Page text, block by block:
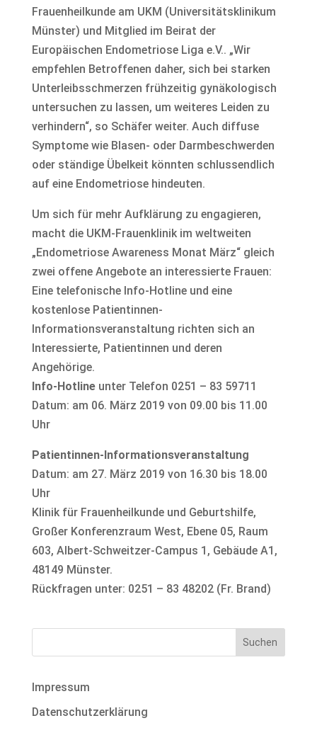
Frauenheilkunde am UKM (Universitätsklinikum
Münster) und Mitglied im Beirat der
Europäischen Endometriose Liga e.V.. „Wir
empfehlen Betroffenen daher, sich bei starken
Unterleibsschmerzen frühzeitig gynäkologisch
untersuchen zu lassen, um weiteres Leiden zu
verhindern“, so Schäfer weiter. Auch diffuse
Symptome wie Blasen- oder Darmbeschwerden
oder ständige Übelkeit könnten schlussendlich
auf eine Endometriose hindeuten.
Um sich für mehr Aufklärung zu engagieren,
macht die UKM-Frauenklinik im weltweiten
„Endometriose Awareness Monat März“ gleich
zwei offene Angebote an interessierte Frauen:
Eine telefonische Info-Hotline und eine
kostenlose Patientinnen-
Informationsveranstaltung richten sich an
Interessierte, Patientinnen und deren
Angehörige.
Info-Hotlineunter Telefon 0251 – 83 59711
Datum: am 06. März 2019 von 09.00 bis 11.00
Uhr
Patientinnen-Informationsveranstaltung
Datum: am 27. März 2019 von 16.30 bis 18.00
Uhr
Klinik für Frauenheilkunde und Geburtshilfe,
Großer Konferenzraum West, Ebene 05, Raum
603, Albert-Schweitzer-Campus 1, Gebäude A1,
48149 Münster.
Rückfragen unter: 0251 – 83 48202 (Fr. Brand)
Impressum
Datenschutzerklärung